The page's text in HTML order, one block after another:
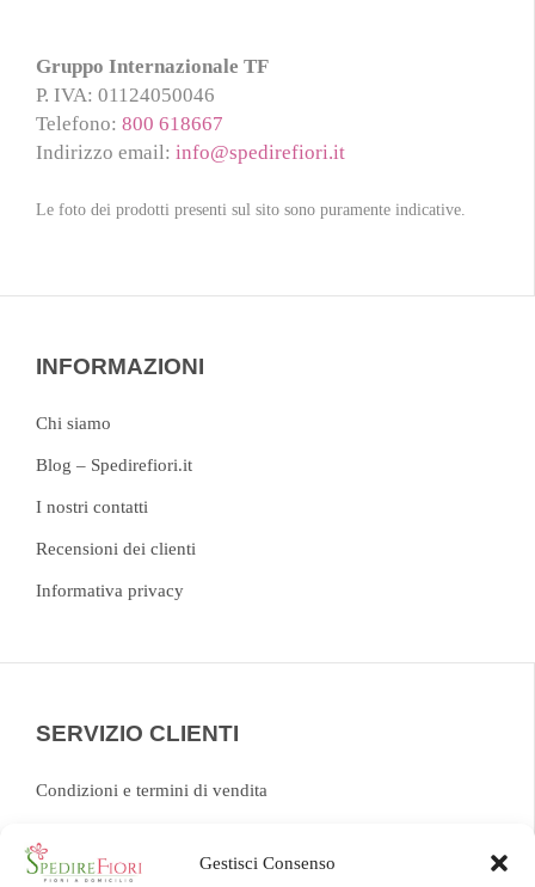
Gestisci Consenso
Gruppo Internazionale TF
P. IVA: 01124050046
Telefono: 800 618667
Indirizzo email: info@spedirefiori.it
Le foto dei prodotti presenti sul sito sono puramente indicative.
INFORMAZIONI
Chi siamo
Blog – Spedirefiori.it
I nostri contatti
Recensioni dei clienti
Informativa privacy
SERVIZIO CLIENTI
Condizioni e termini di vendita
Chat